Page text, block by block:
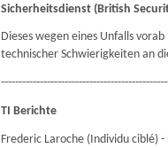
Sicherheitsdienst (British
Dieses wegen eines Unfalls
technischer Schwierigkeiten an
TI Berichte
Frederic Laroche (Individu ciblé) -